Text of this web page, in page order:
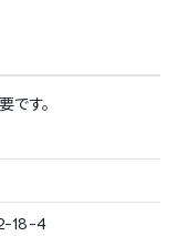
です。
18-4